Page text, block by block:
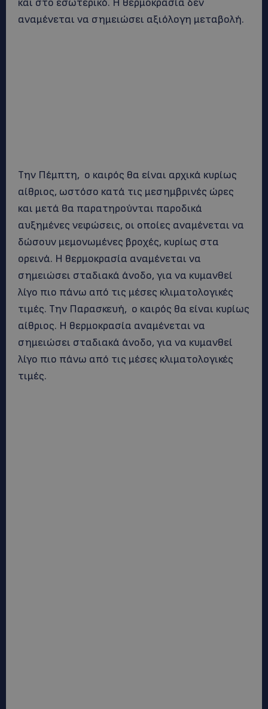
και στο εσωτερικό. Η θερμοκρασία δεν
αναμένεται να σημειώσει αξιόλογη μεταβολή.
Την Πέμπτη, ο καιρός θα είναι αρχικά κυρίως
αίθριος, ωστόσο κατά τις μεσημβρινές ώρες
και μετά θα παρατηρούνται παροδικά
αυξημένες νεφώσεις, οι οποίες αναμένεται να
δώσουν μεμονωμένες βροχές, κυρίως στα
ορεινά. Η θερμοκρασία αναμένεται να
σημειώσει σταδιακά άνοδο, για να κυμανθεί
λίγο πιο πάνω από τις μέσες κλιματολογικές
τιμές. Την Παρασκευή, ο καιρός θα είναι κυρίως
αίθριος. Η θερμοκρασία αναμένεται να
σημειώσει σταδιακά άνοδο, για να κυμανθεί
λίγο πιο πάνω από τις μέσες κλιματολογικές
τιμές.